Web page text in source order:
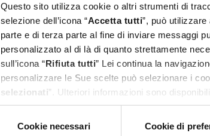
Questo sito utilizza cookie o altri strumenti di
selezione dell’icona “Accetta tutti”, può
parte e di terza parte al fine di inviare messaggi
personalizzato al di là di quanto strettamente
sull’icona “Rifiuta tutti” Lei continua la
personalizzare le Sue scelte può selezionare i
selezionati”. Ulteriori informazioni sono
Cookie necessari Cookie di